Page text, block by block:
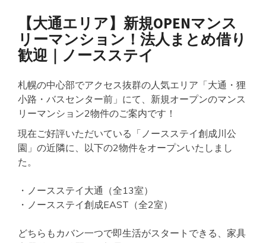
【大通エリア】新規OPENマンス
リーマンション！法人まとめ借り
歓迎｜ノースステイ
札幌の中心部でアクセス抜群の人気エリア「大通・狸
小路・バスセンター前」にて、新規オープンのマンス
リーマンション2物件のご案内です！
現在ご好評いただいている「ノースステイ創成川公
園」の近隣に、以下の2物件をオープンいたしまし
た。
・ノースステイ大通（全13室）
・ノースステイ創成EAST（全2室）
どちらもカバン一つで即生活がスタートできる、家具